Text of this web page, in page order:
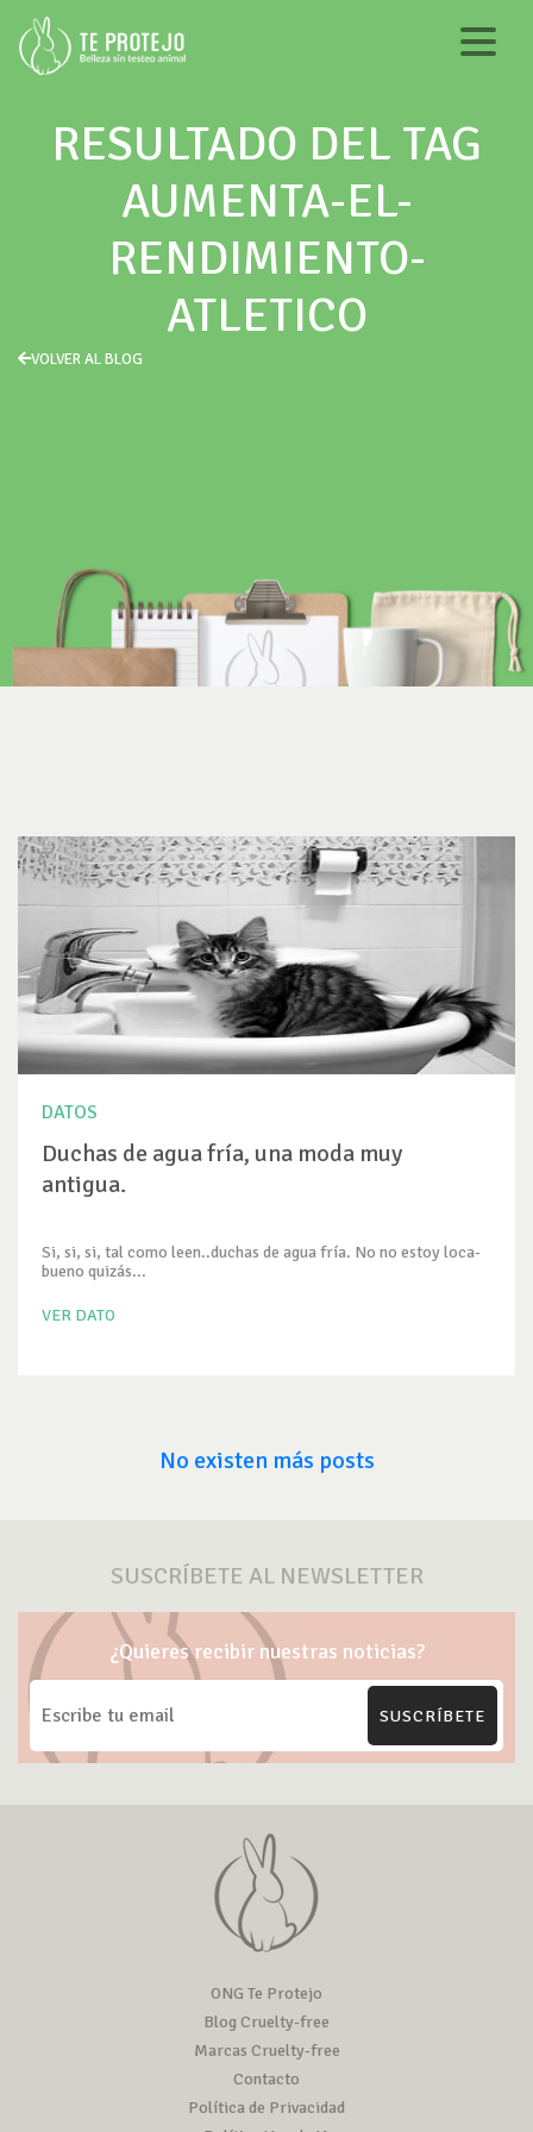
RESULTADO DEL TAG
AUMENTA-EL-
RENDIMIENTO-
ATLETICO
VOLVER AL BLOG
DATOS
Duchas de agua fría, una moda muy
antigua.
Si, si, si, tal como leen..duchas de agua fría. No no estoy loca-
bueno quizás...
VER DATO
No existen más posts
SUSCRÍBETE AL NEWSLETTER
¿Quieres recibir nuestras noticias?
SUSCRÍBETE
ONG Te Protejo
Blog Cruelty-free
Marcas Cruelty-free
Contacto
Política de Privacidad